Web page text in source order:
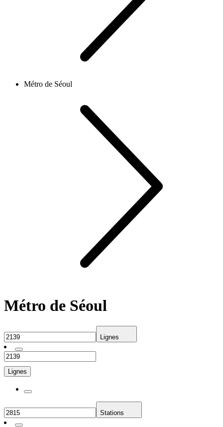
Métro de Séoul
Métro de Séoul
Lignes
Lignes
Stations